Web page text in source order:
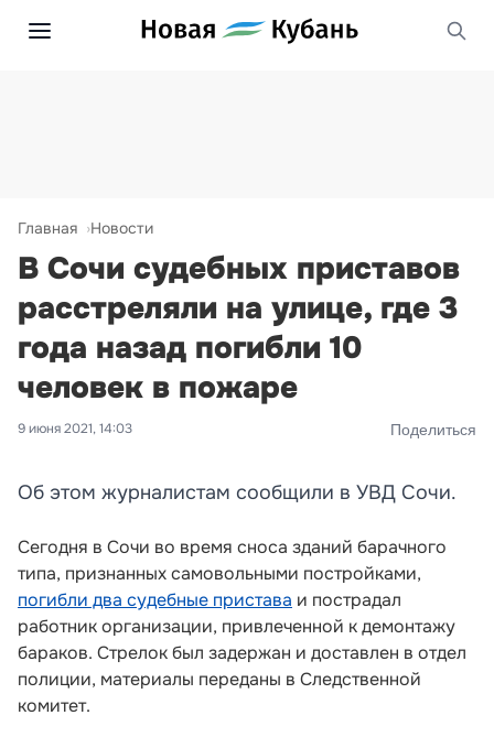
Главная Новости
В Сочи судебных приставов
расстреляли на улице, где 3
года назад погибли 10
человек в пожаре
9 июня 2021, 14:03 Поделиться
Об этом журналистам сообщили в УВД Сочи.
Сегодня в Сочи во время сноса зданий барачного
типа, признанных самовольными постройками,
погибли два судебные пристава и пострадал
работник организации, привлеченной к демонтажу
бараков. Стрелок был задержан и доставлен в отдел
полиции, материалы переданы в Следственной
комитет.